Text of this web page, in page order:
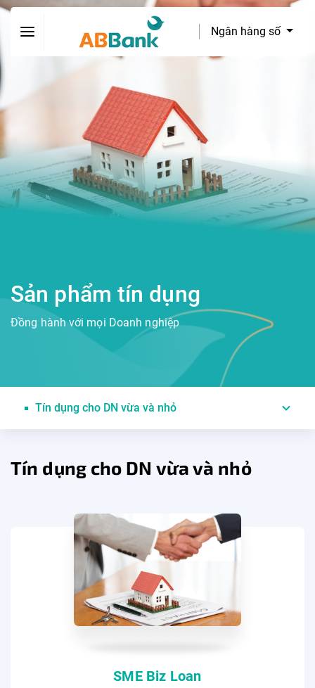
Ngân hàng số
Sản phẩm tín dụng
Đồng hành với mọi Doanh nghiệp
Tín dụng cho DN vừa và nhỏ
Tín dụng cho DN vừa và nhỏ
SME Biz Loan